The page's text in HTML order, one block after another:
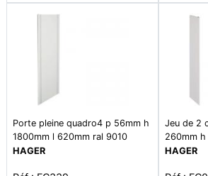
Porte pleine quadro4 p 56mm h
1800mm l 620mm ral 9010
blanc paloma
HAGER
Jeu de 2
260mm
paloma
HAGER